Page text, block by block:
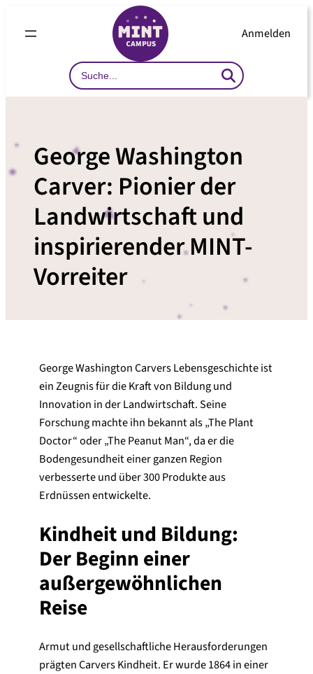
Inhalt
Anmelden
Search
…
George Washington
Carver: Pionier der
Landwirtschaft und
inspirierender MINT-
Vorreiter
George Washington Carvers Lebensgeschichte ist
ein Zeugnis für die Kraft von Bildung und
Innovation in der Landwirtschaft. Seine
Forschung machte ihn bekannt als „The Plant
Doctor“ oder „The Peanut Man“, da er die
Bodengesundheit einer ganzen Region
verbesserte und über 300 Produkte aus
Erdnüssen entwickelte.
Kindheit und Bildung:
Der Beginn einer
außergewöhnlichen
Reise
Armut und gesellschaftliche Herausforderungen
prägten Carvers Kindheit. Er wurde 1864 in einer